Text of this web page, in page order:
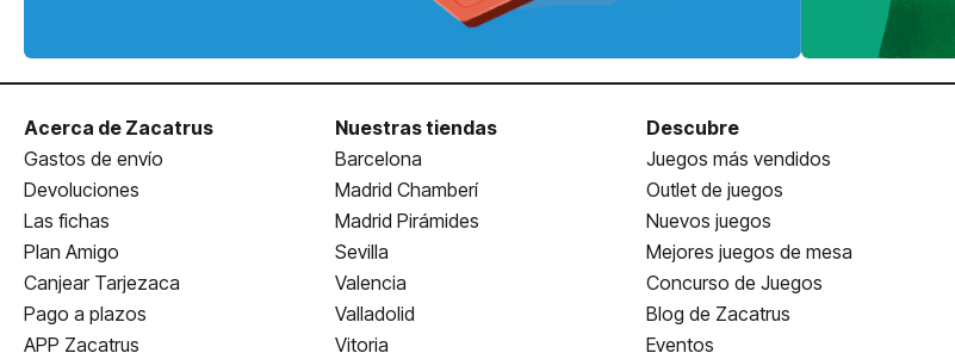
Acerca de Zacatrus
Gastos de envío
Devoluciones
Las fichas
Plan Amigo
Canjear Tarjezaca
Pago a plazos
APP Zacatrus
Nuestras tiendas
Barcelona
Madrid Chamberí
Madrid Pirámides
Sevilla
Valencia
Valladolid
Vitoria
Descubre
Juegos más vendidos
Outlet de juegos
Nuevos juegos
Mejores juegos de mesa
Concurso de Juegos
Blog de Zacatrus
Eventos